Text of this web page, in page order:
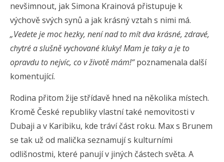
nevšimnout, jak Simona Krainová přistupuje k
výchově svých synů a jak krásný vztah s nimi má.
„Vedete je moc hezky, není nad to mít dva krásné, zdravé,
chytré a slušně vychované kluky! Mam je taky a je to
opravdu to nejvíc, co v životě mám!“poznamenala další
komentující.
Rodina přitom žije střídavě hned na několika místech.
Kromě České republiky vlastní také nemovitosti v
Dubaji a v Karibiku, kde tráví část roku. Max s Brunem
se tak už od malička seznamují s kulturními
odlišnostmi, které panují v jiných částech světa. A